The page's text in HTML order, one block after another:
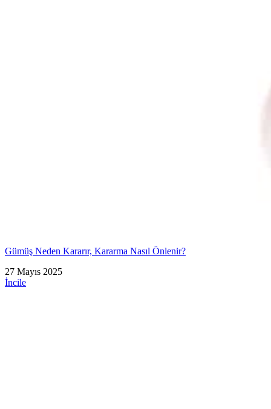
Gümüş Neden Kararır, Kararma Nasıl Önlenir?
27 Mayıs 2025
İncile